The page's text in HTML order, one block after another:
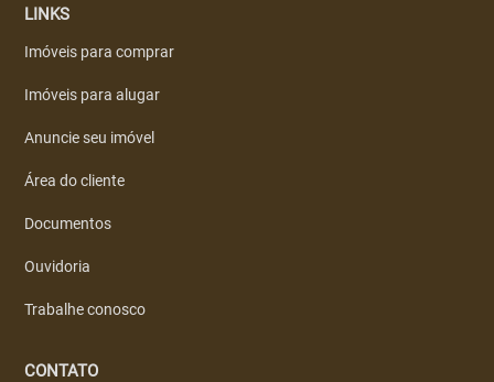
LINKS
Imóveis para comprar
Imóveis para alugar
Anuncie seu imóvel
Área do cliente
Documentos
Ouvidoria
Trabalhe conosco
CONTATO